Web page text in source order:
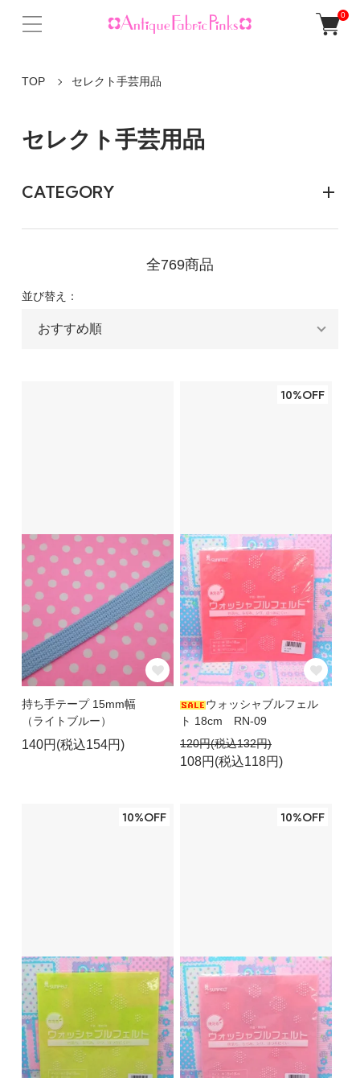
0
TOP セレクト手芸用品
セレクト手芸用品
CATEGORY
全769商品
並び替え：
持ち手テープ 15mm幅
（ライトブルー）
140円(税込154円)
10%OFF
ウォッシャブルフェル
ト 18cm RN-09
120円(税込132円)
108円(税込118円)
10%OFF 10%OFF